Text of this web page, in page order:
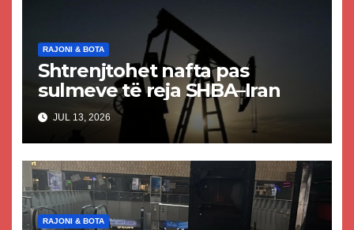
RAJONI & BOTA
Shtrenjtohet nafta pas
sulmeve të reja SHBA–Iran
JUL 13, 2026
RAJONI & BOTA